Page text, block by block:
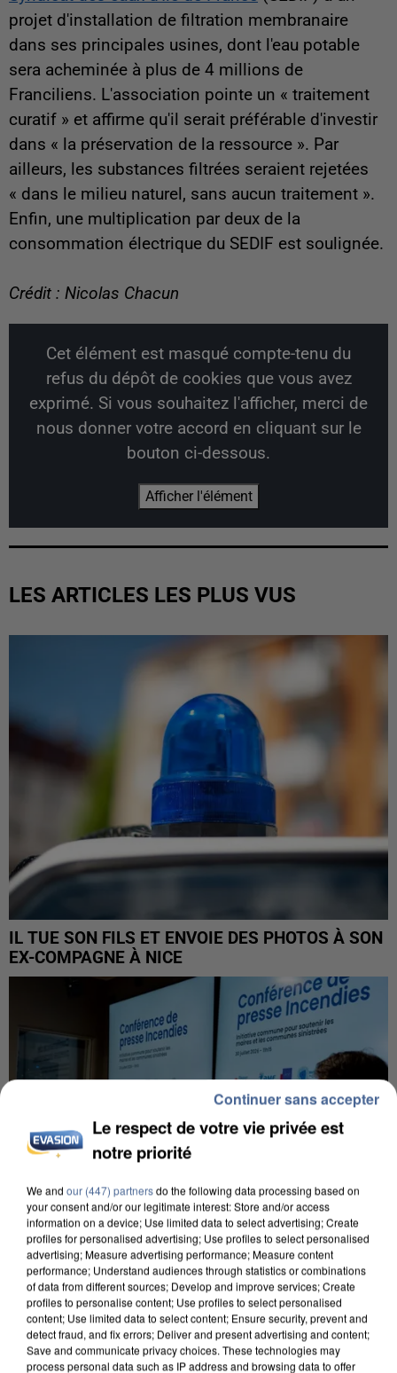
projet d'installation de filtration membranaire
dans ses principales usines, dont l'eau potable
sera acheminée à plus de 4 millions de
Franciliens. L'association pointe un « traitement
curatif » et affirme qu'il serait préférable d'investir
dans « la préservation de la ressource ». Par
ailleurs, les substances filtrées seraient rejetées
« dans le milieu naturel, sans aucun traitement ».
Enfin, une multiplication par deux de la
consommation électrique du SEDIF est soulignée.
Crédit : Nicolas Chacun
Cet élément est masqué compte-tenu du
refus du dépôt de cookies que vous avez
exprimé. Si vous souhaitez l'afficher, merci de
nous donner votre accord en cliquant sur le
bouton ci-dessous.
Afficher l'élément
LES ARTICLES LES PLUS VUS
IL TUE SON FILS ET ENVOIE DES PHOTOS À SON
EX-COMPAGNE À NICE
INCENDIES : L’ÎLE-DE-FRANCE LANCE UN ÉLAN
DE SOLIDARITÉ AVEC LES...
Le respect de votre vie privée est
notre priorité
We and our (447) partnersdo the following data processing based on
your consent and/or our legitimate interest: Store and/or access
information on a device; Use limited data to select advertising; Create
profiles for personalised advertising; Use profiles to select personalised
advertising; Measure advertising performance; Measure content
performance; Understand audiences through statistics or combinations
of data from different sources; Develop and improve services; Create
profiles to personalise content; Use profiles to select personalised
content; Use limited data to select content; Ensure security, prevent and
detect fraud, and fix errors; Deliver and present advertising and content;
Save and communicate privacy choices. These technologies may
process personal data such as IP address and browsing data to offer
Continuer sans accepter